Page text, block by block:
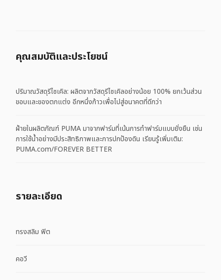
คุณสมบัติและประโยชน์
ปริมาณวัสดุรีไซเคิล: ผลิตจากวัสดุรีไซเคิลอย่างน้อย 100% ยกเว้นส่วน
ขอบและของตกแต่ง อีกหนึ่งก้าวเพื่อไปสู่อนาคตที่ดีกว่า
ฝ้ายในผลิตภัณฑ์ PUMA มาจากฟาร์มที่เน้นการทำฟาร์มแบบยั่งยืน เช่น
การใช้น้ำอย่างมีประสิทธิภาพและการปกป้องดิน เรียนรู้เพิ่มเติม:
PUMA.com/FOREVER BETTER
รายละเอียด
ทรงสลิม ฟิต
คอวี